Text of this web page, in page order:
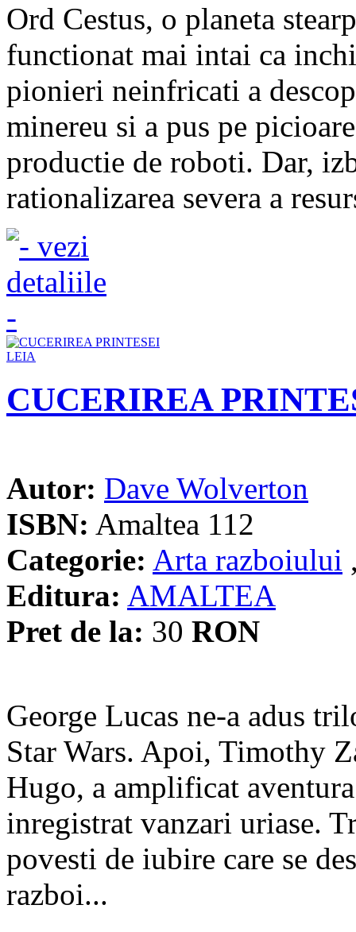
Ord Cestus, o planeta
functionat mai intai ca
pionieri neinfricati a
minereu si a pus pe
productie de roboti. Dar,
rationalizarea severa a
CUCERIREA
Autor: Dave Wolverton
ISBN: Amaltea 112
Categorie: Arta razboiului
Editura: AMALTEA
Pret de la: 30 RON
George Lucas ne-a adus
Star Wars. Apoi, Timothy
Hugo, a amplificat
inregistrat vanzari uriase.
povesti de iubire care se
razboi...